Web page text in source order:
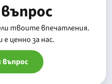
твоите впечатления.
ценно за нас.
въпрос